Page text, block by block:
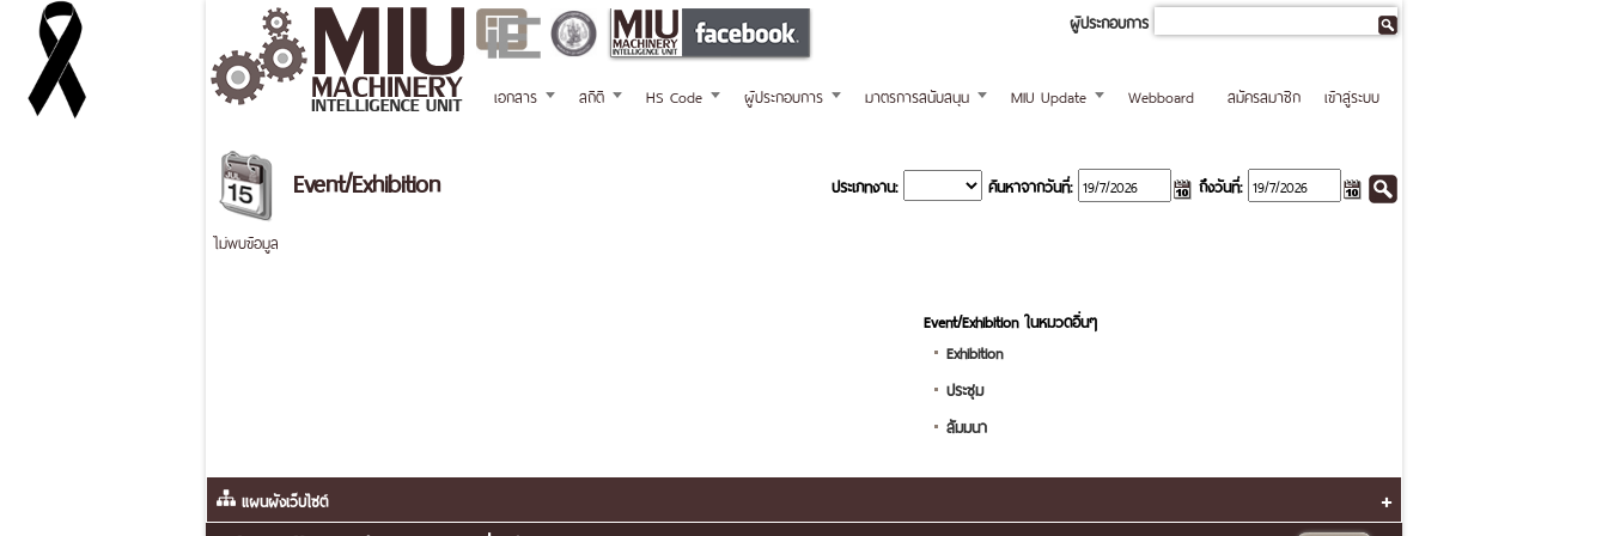
ผู้ประกอบการ
เอกสาร สถิติ HS Code ผู้ประกอบการ มาตรการสนับสนุน MIU Update Webboard เข้าสู่ระบบ
สมัครสมาชิก
Event/Exhibition ประเภทงาน: ค้นหาจากวันที่: ถึงวันที่:
ไม่พบข้อมูล
Event/Exhibition ในหมวดอื่นๆ
Exhibition
ประชุม
สัมมนา
+
แผนผังเว็บไซต์